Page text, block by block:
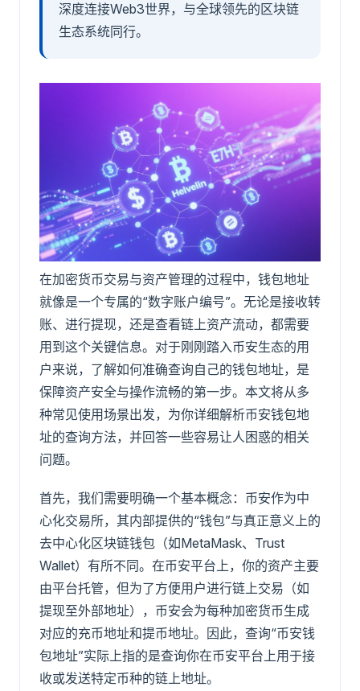
深度连接Web3世界，与全球领先的区块链
生态系统同行。
在加密货币交易与资产管理的过程中，钱包地址
就像是一个专属的“数字账户编号”。无论是接收转
账、进行提现，还是查看链上资产流动，都需要
用到这个关键信息。对于刚刚踏入币安生态的用
户来说，了解如何准确查询自己的钱包地址，是
保障资产安全与操作流畅的第一步。本文将从多
种常见使用场景出发，为你详细解析币安钱包地
址的查询方法，并回答一些容易让人困惑的相关
问题。
首先，我们需要明确一个基本概念：币安作为中
心化交易所，其内部提供的“钱包”与真正意义上的
去中心化区块链钱包（如MetaMask、Trust
Wallet）有所不同。在币安平台上，你的资产主要
由平台托管，但为了方便用户进行链上交易（如
提现至外部地址），币安会为每种加密货币生成
对应的充币地址和提币地址。因此，查询“币安钱
包地址”实际上指的是查询你在币安平台上用于接
收或发送特定币种的链上地址。